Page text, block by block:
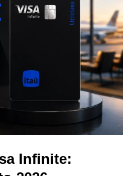
Infinite: